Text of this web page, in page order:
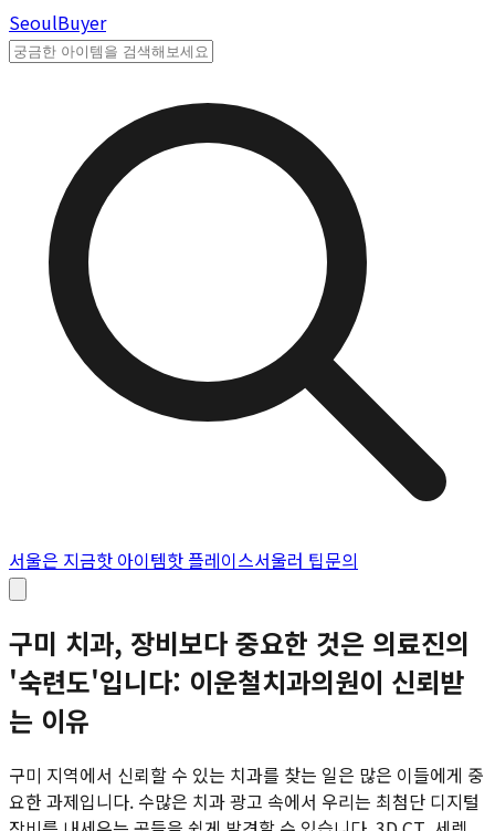
SeoulBuyer
서울은 지금핫 아이템핫 플레이스서울러 팁문의
구미 치과, 장비보다 중요한 것은 의료진의
'숙련도'입니다: 이운철치과의원이 신뢰받
는 이유
구미 지역에서 신뢰할 수 있는 치과를 찾는 일은 많은 이들에게 중
요한 과제입니다. 수많은 치과 광고 속에서 우리는 최첨단 디지털